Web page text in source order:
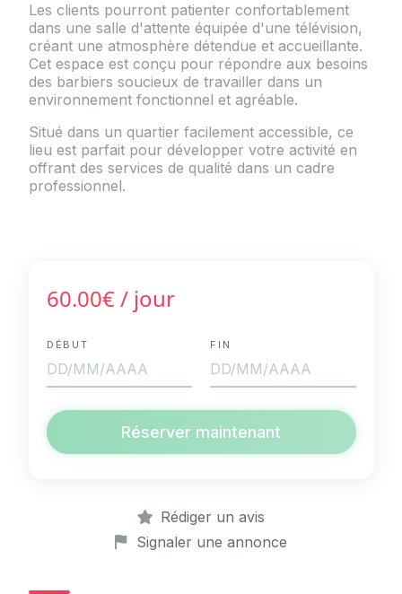
Les clients pourront patienter confortablement
dans une salle d'attente équipée d'une télévision,
créant une atmosphère détendue et accueillante.
Cet espace est conçu pour répondre aux besoins
des barbiers soucieux de travailler dans un
environnement fonctionnel et agréable.
Situé dans un quartier facilement accessible, ce
lieu est parfait pour développer votre activité en
offrant des services de qualité dans un cadre
professionnel.
60.00€/ jour
DÉBUT FIN
Réserver maintenant
Rédiger un avis
Signaler une annonce